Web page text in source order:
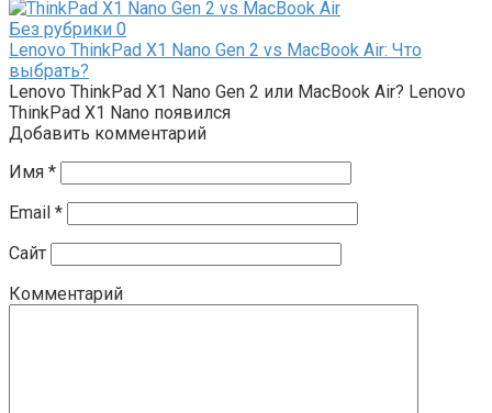
Без рубрики 0
Lenovo ThinkPad X1 Nano Gen 2 vs MacBook Air: Что
выбрать?
Lenovo ThinkPad X1 Nano Gen 2 или MacBook Air? Lenovo
ThinkPad X1 Nano появился
Добавить комментарий
Имя *
Email *
Сайт
Комментарий